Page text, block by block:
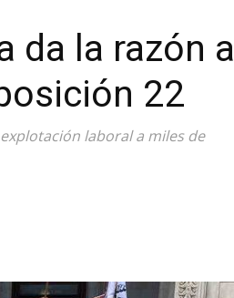
da la razón a
22
laboral a miles de